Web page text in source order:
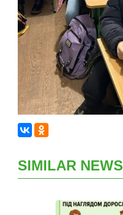
SIMILAR NEWS